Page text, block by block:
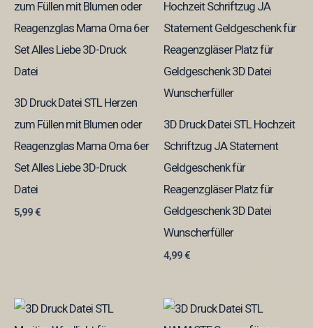
3D Druck Datei STL Herzen
zum Füllen mit Blumen oder
Reagenzglas Mama Oma 6er
Set Alles Liebe 3D-Druck
Datei
5,99€
3D Druck Datei STL Hochzeit
Schriftzug JA Statement
Geldgeschenk für
Reagenzgläser Platz für
Geldgeschenk 3D Datei
Wunscherfüller
4,99€